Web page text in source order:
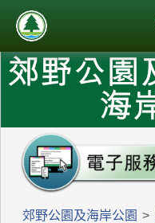
郊野公園及海岸公園 >